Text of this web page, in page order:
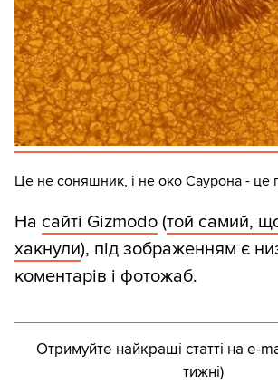
Це не соняшник, і не око Саурона - це
На сайті Gizmodo (той самий,
хакнули), під зображенням є
коментарів і фотожаб.
Отримуйте найкращі статті на e-
тижні)